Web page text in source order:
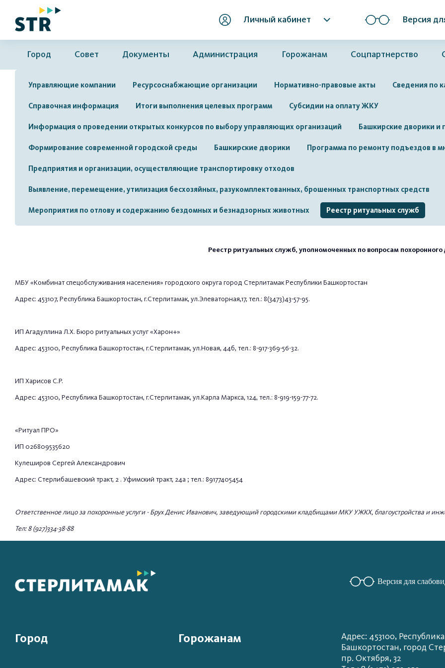
Личный кабинет Версия
Город Совет Документы Администрация Горожанам Соцпартнерство
Управляющие компании Ресурсоснабжающие организации Нормативно-правовые акты Сведения по
Справочная информация Итоги выполнения целевых программ Субсидии на оплату ЖКУ
Информация о проведении открытых конкурсов по выбору управляющих организаций Башкирские дворики и
Формирование современной городской среды Башкирские дворики Программа по ремонту подъездов в
Предприятия и организации, осуществляющие транспортировку отходов
Выявление, перемещение, утилизация бесхозяйных, разукомплектованных, брошенных транспортных средств
Мероприятия по отлову и содержанию бездомных и безнадзорных животных Реестр ритуальных служб
Реестр ритуальных служб, уполномоченных по вопросам похоронного
МБУ «Комбинат спецобслуживания населения» городского округа город Стерлитамак Республики Башкортостан
Адрес: 453107, Республика Башкортостан, г.Стерлитамак, ул.Элеваторная,17, тел.: 8(3473)43-57-95.
ИП Агадуллина Л.Х. Бюро ритуальных услуг «Харон+»
Адрес: 453100, Республика Башкортостан, г.Стерлитамак, ул.Новая, 44б, тел.: 8-917-369-56-32.
ИП Харисов С.Р.
Адрес: 453100, Республика Башкортостан, г.Стерлитамак, ул.Карла Маркса, 124, тел.: 8-919-159-77-72.
«Ритуал ПРО»
ИП 026809535620
Кулеширов Сергей Александрович
Адрес: Стерлибашевский тракт, 2 . Уфимский тракт, 24а ; тел.: 89177405454
Ответственное лицо за похоронные услуги - Брух Денис Иванович, заведующий городскими кладбищами МКУ УЖКХ, благоустройства и
Тел: 8 (927)334-38-88
Версия для
Город Горожанам
Адрес: 453100, Республика
Башкортостан, город
пр. Октября, 32